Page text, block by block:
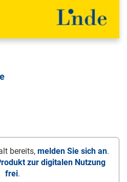
bereits, melden Sie sich an.
zur digitalen Nutzung
frei.